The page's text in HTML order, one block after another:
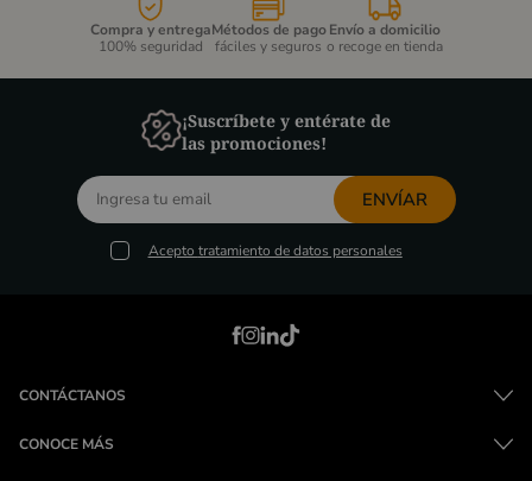
Compra y entrega
100% seguridad
Métodos de pago
fáciles y seguros
Envío a domicilio
o recoge en tienda
¡Suscríbete y entérate de
las promociones!
ENVÍAR
Acepto tratamiento de datos personales
CONTÁCTANOS
CONOCE MÁS